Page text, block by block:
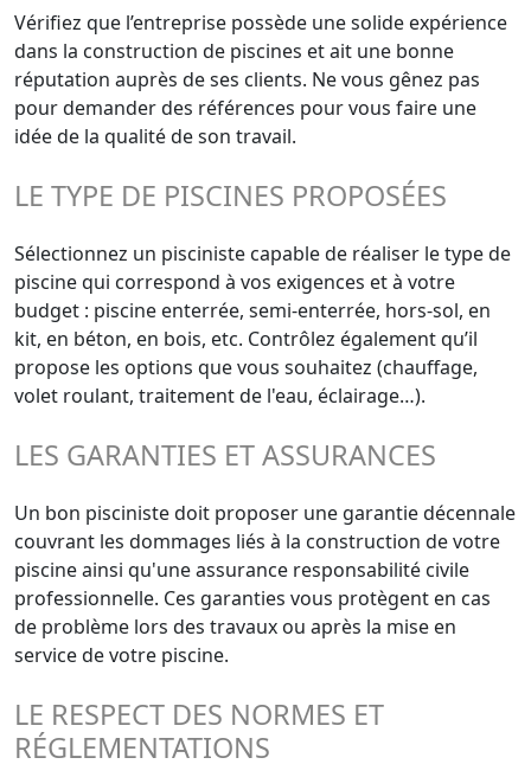
Vérifiez que l’entreprise possède une solide expérience
dans la construction de piscines et ait une bonne
réputation auprès de ses clients. Ne vous gênez pas
pour demander des références pour vous faire une
idée de la qualité de son travail.
LE TYPE DE PISCINES PROPOSÉES
Sélectionnez un pisciniste capable de réaliser le type de
piscine qui correspond à vos exigences et à votre
budget : piscine enterrée, semi-enterrée, hors-sol, en
kit, en béton, en bois, etc. Contrôlez également qu’il
propose les options que vous souhaitez (chauffage,
volet roulant, traitement de l'eau, éclairage…).
LES GARANTIES ET ASSURANCES
Un bon pisciniste doit proposer une garantie décennale
couvrant les dommages liés à la construction de votre
piscine ainsi qu'une assurance responsabilité civile
professionnelle. Ces garanties vous protègent en cas
de problème lors des travaux ou après la mise en
service de votre piscine.
LE RESPECT DES NORMES ET
RÉGLEMENTATIONS